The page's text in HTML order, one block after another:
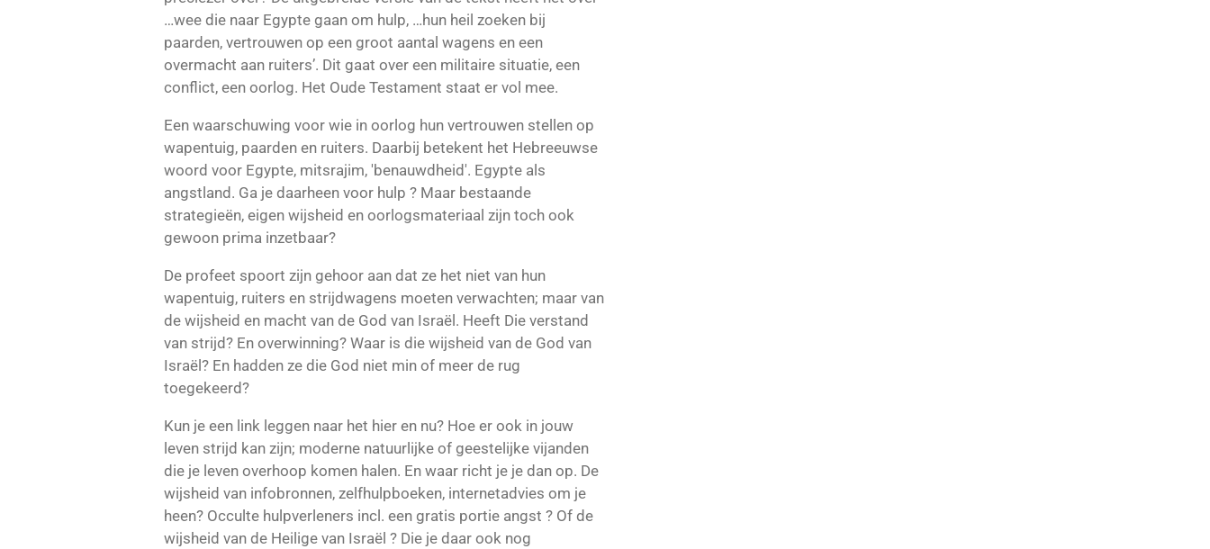
…wee die naar Egypte gaan om hulp, …hun heil zoeken bij
paarden, vertrouwen op een groot aantal wagens en een
overmacht aan ruiters’. Dit gaat over een militaire situatie, een
conflict, een oorlog. Het Oude Testament staat er vol mee.
Een waarschuwing voor wie in oorlog hun vertrouwen stellen op
wapentuig, paarden en ruiters. Daarbij betekent het Hebreeuwse
woord voor Egypte, mitsrajim, 'benauwdheid'. Egypte als
angstland. Ga je daarheen voor hulp ? Maar bestaande
strategieën, eigen wijsheid en oorlogsmateriaal zijn toch ook
gewoon prima inzetbaar?
De profeet spoort zijn gehoor aan dat ze het niet van hun
wapentuig, ruiters en strijdwagens moeten verwachten; maar van
de wijsheid en macht van de God van Israël. Heeft Die verstand
van strijd? En overwinning? Waar is die wijsheid van de God van
Israël? En hadden ze die God niet min of meer de rug
toegekeerd?
Kun je een link leggen naar het hier en nu? Hoe er ook in jouw
leven strijd kan zijn; moderne natuurlijke of geestelijke vijanden
die je leven overhoop komen halen. En waar richt je je dan op. De
wijsheid van infobronnen, zelfhulpboeken, internetadvies om je
heen? Occulte hulpverleners incl. een gratis portie angst ? Of de
wijsheid van de Heilige van Israël ? Die je daar ook nog